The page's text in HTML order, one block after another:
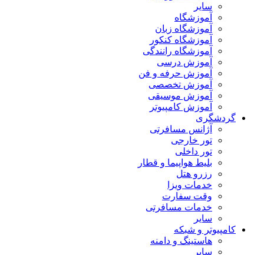
سایر
آموزشگاه
آموزشگاه زبان
آموزشگاه کنکور
آموزشگاه رانندگی
آموزش درسی
آموزش حرفه و فن
آموزش تخصصی
آموزش موسیقی
آموزش کامپیوتر
گردشگری
آژانس مسافرتی
تور خارجی
تور داخلی
بلیط هواپیما و قطار
رزرو هتل
خدمات ویزا
وقت سفارت
خدمات مسافرتی
سایر
کامپیوتر و شبکه
هاستینگ و دامنه
سایر